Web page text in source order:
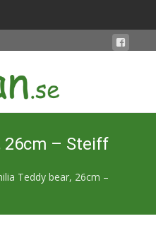
26cm – Steiff
Teddy bear, 26cm –